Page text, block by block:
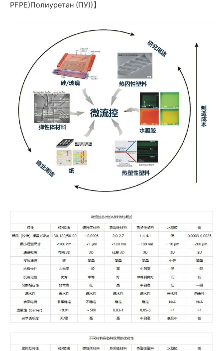
PFPE)Полиуретан (ПУ))】